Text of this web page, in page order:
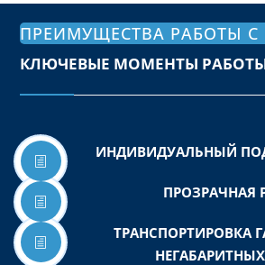
ПРЕИМУЩЕСТВА РАБОТЫ
КЛЮЧЕВЫЕ МОМЕНТЫ РАБОТЫ
h
ИНДИВИДУАЛЬНЫЙ
h
ПРОЗРАЧНАЯ
h
ТРАНСПОРТИРОВКА